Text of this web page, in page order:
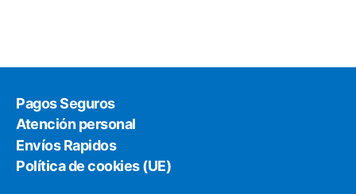
Pagos Seguros
Atención personal
Envíos Rapidos
Política de cookies (UE)